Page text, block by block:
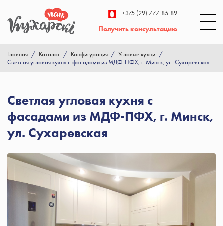
+375 (29) 777-85-89
Получить консультацию
Главная / Каталог / Конфигурация / Угловые кухни /
Светлая угловая кухня с фасадами из МДФ-ПФХ, г. Минск, ул. Сухаревская
Светлая угловая кухня с
фасадами из МДФ-ПФХ, г. Минск,
ул. Сухаревская